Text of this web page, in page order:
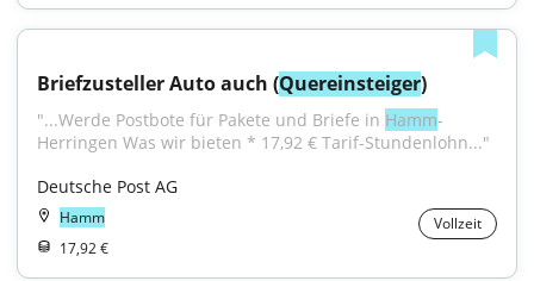
Briefzusteller Auto auch (Quereinsteiger)
"...Werde Postbote für Pakete und Briefe in Hamm-
Herringen Was wir bieten * 17,92 € Tarif-Stundenlohn..."
Deutsche Post AG
Hamm
Vollzeit
17,92 €